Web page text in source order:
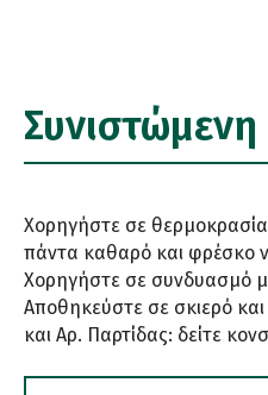
Χορηγήστε σε
πάντα καθαρό και φρέσκο
Χορηγήστε σε συνδυασμό
Αποθηκεύστε σε σκιερό
και Αρ. Παρτίδας: δείτε